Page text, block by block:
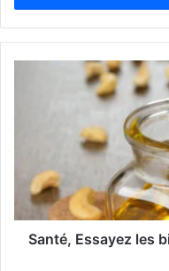
e
z
Santé, Essayez les